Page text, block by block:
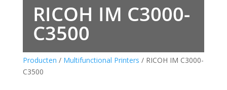
RICOH IM C3000-
C3500
Producten / Multifunctional Printers / RICOH IM C3000-
C3500